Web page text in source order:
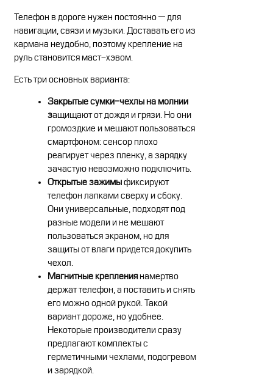
Телефон в дороге нужен постоянно — для
навигации, связи и музыки. Доставать его из
кармана неудобно, поэтому крепление на
руль становится маст-хэвом.
Есть три основных варианта:
Закрытые сумки-чехлы на молнии
защищают от дождя и грязи. Но они
громоздкие и мешают пользоваться
смартфоном: сенсор плохо
реагирует через пленку, а зарядку
зачастую невозможно подключить.
Открытые зажимыфиксируют
телефон лапками сверху и сбоку.
Они универсальные, подходят под
разные модели и не мешают
пользоваться экраном, но для
защиты от влаги придется докупить
чехол.
Магнитные креплениянамертво
держат телефон, а поставить и снять
его можно одной рукой. Такой
вариант дороже, но удобнее.
Некоторые производители сразу
предлагают комплекты с
герметичными чехлами, подогревом
и зарядкой.